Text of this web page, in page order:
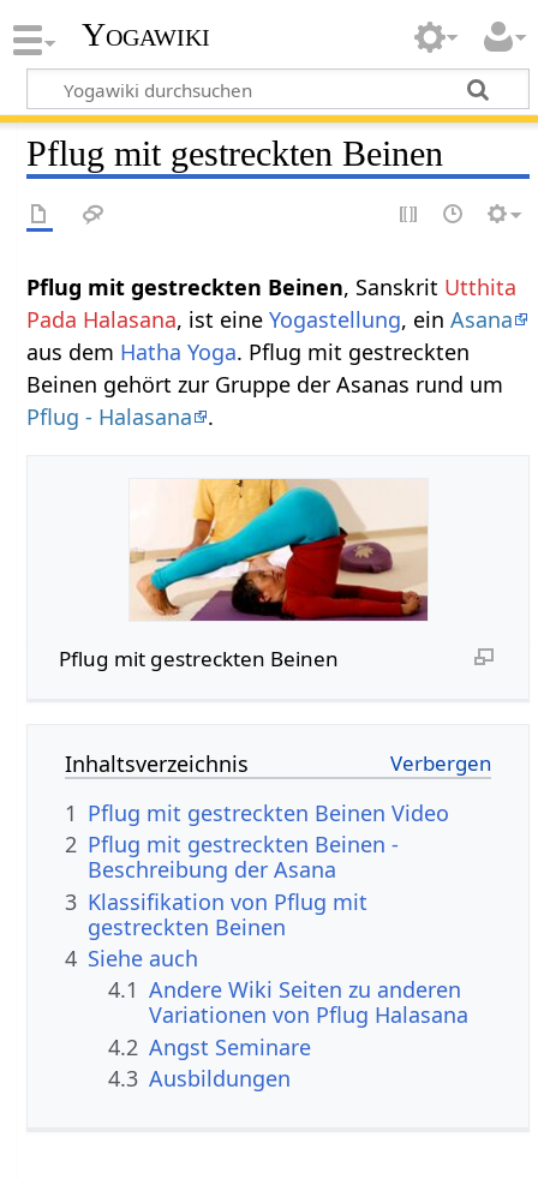
Yogawiki
Pflug mit gestreckten Beinen
Pflug mit gestreckten Beinen, Sanskrit Utthita
Pada Halasana, ist eineYogastellung, einAsana
aus dem Hatha Yoga. Pflug mit gestreckten
Beinen gehört zur Gruppe der Asanas rund um
Pflug - Halasana
.
Pflug mit gestreckten Beinen
Inhaltsverzeichnis
1 Pflug mit gestreckten Beinen Video
2 Pflug mit gestreckten Beinen -
Beschreibung der Asana
3 Klassifikation von Pflug mit
gestreckten Beinen
4 Siehe auch
4.1 Andere Wiki Seiten zu anderen
Variationen von Pflug Halasana
4.2 Angst Seminare
4.3 Ausbildungen